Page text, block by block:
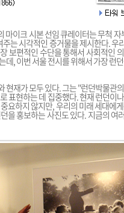
마이크 시본 선임 큐레이터는 무척
는 시각적인 증거물을 제시한다. 우
보편적인 수단을 통해서 사회적인
데, 이번 서울 전시를 위해서 가장 런
현재가 모두 있다. 그는 "런던박물관
표현하는 데 집중했다. 현재 런던이
요하지 않지만, 우리의 미래 세대에
을 홍보하는 사진도 있다. 지금의 여